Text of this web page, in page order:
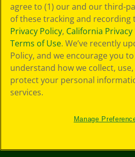
Termini SMS
GDPR
Informativa sulla
privacy di CA
Technologies
Preferenze cookie
Condizioni d'uso
Accessibilità web
Mappa del sito
agree to (1) our and our third-
of these tracking and recording
Privacy Policy, California
Terms of Use. We’ve recently
Policy, and we encourage you
understand how we collect,
protect your personal
services.
Manage